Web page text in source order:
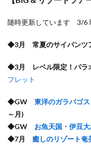
随時更新しています 3/6
◆3月 常夏のサイパン
◆3月 レベル限定！パラ
フレット
◆GW 東洋のガラパゴ
～月)
◆GW お魚天国・伊豆
◆7月 癒しのリゾート奄